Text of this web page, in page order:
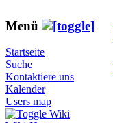
Menü
Startseite
Suche
Kontaktiere uns
Kalender
Users map
Wiki